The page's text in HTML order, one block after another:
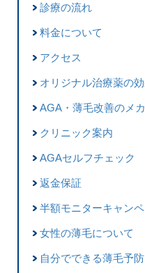
診療の流れ
料金について
アクセス
オリジナル治療薬の
AGA・薄毛改善のメ
クリニック案内
AGAセルフチェック
返金保証
半額モニターキャン
女性の薄毛について
自分でできる薄毛予防